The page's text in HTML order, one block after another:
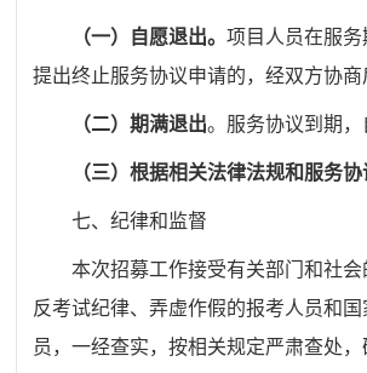
（一）自愿退出。项目人员在服务
提出终止服务协议申请的，经双方协商
（二）期满退出。服务协议到期，
（三）根据相关法律法规和服务
七、纪律和监督
本次招募工作接受有关部门和社
反考试纪律、弄虚作假的报考人员和国
员，一经查实，按相关规定严肃查处